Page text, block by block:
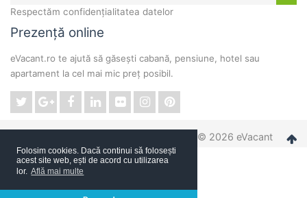
Folosim cookies. Dacă continui să folosești
acest site web, ești de acord cu utilizarea
lor. Află mai multe
Respectăm confidențialitatea datelor
Prezență online
eVacant.ro te ajută să găsești cabană, pensiune, hotel sau
apartament la cel mai mic preț posibil.
© 2026 eVacant